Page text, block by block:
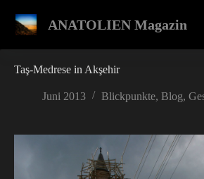
Inhalt
springen
ANATOLIEN Magazin
Taş-Medrese in Akşehir
Juni 2013 Blickpunkte, Blog,